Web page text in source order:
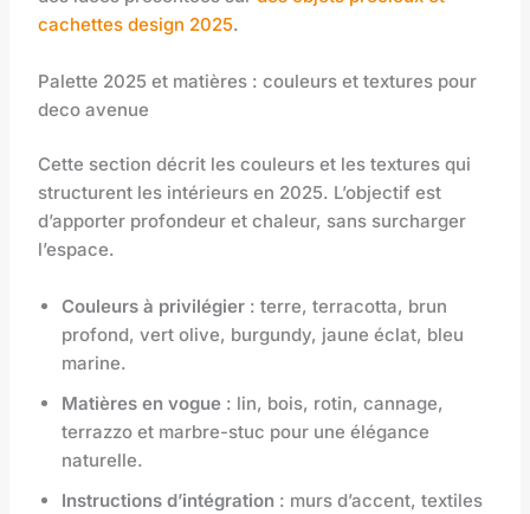
cachettes design 2025.
Palette 2025 et matières : couleurs et textures pour
deco avenue
Cette section décrit les couleurs et les textures qui
structurent les intérieurs en 2025. L’objectif est
d’apporter profondeur et chaleur, sans surcharger
l’espace.
Couleurs à privilégier : terre, terracotta, brun
profond, vert olive, burgundy, jaune éclat, bleu
marine.
Matières en vogue : lin, bois, rotin, cannage,
terrazzo et marbre-stuc pour une élégance
naturelle.
Instructions d’intégration : murs d’accent, textiles